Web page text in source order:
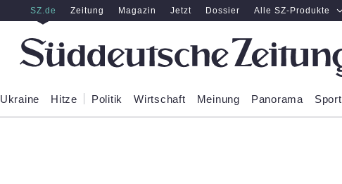
SZ.de Zeitung Magazin Jetzt Dossier Alle SZ-Produkte
Ukraine Hitze Politik Wirtschaft Meinung Panorama Sport